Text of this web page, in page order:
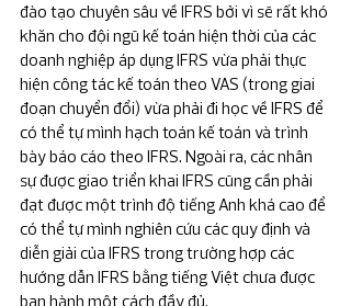
đào tạo chuyên sâu về IFRS bởi vì sẽ rất khó
khăn cho đội ngũ kế toán hiện thời của các
doanh nghiệp áp dụng IFRS vừa phải thực
hiện công tác kế toán theo VAS (trong giai
đoạn chuyển đổi) vừa phải đi học về IFRS để
có thể tự mình hạch toán kế toán và trình
bày báo cáo theo IFRS. Ngoài ra, các nhân
sự được giao triển khai IFRS cũng cần phải
đạt được một trình độ tiếng Anh khá cao để
có thể tự mình nghiên cứu các quy định và
diễn giải của IFRS trong trường hợp các
hướng dẫn IFRS bằng tiếng Việt chưa được
ban hành một cách đầy đủ.